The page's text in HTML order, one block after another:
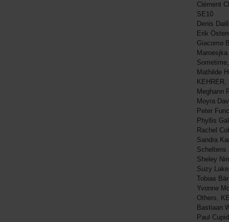
Clément
SE10
Denis
Erik
Giacomo
Mathilde
KEHRER,
Meghann
Moyra
Peter
Phyllis
Rachel
Sandra
Scheltens
Sheley
Suzy
Tobias
Yvonne
Others,
Bastiaan
Paul